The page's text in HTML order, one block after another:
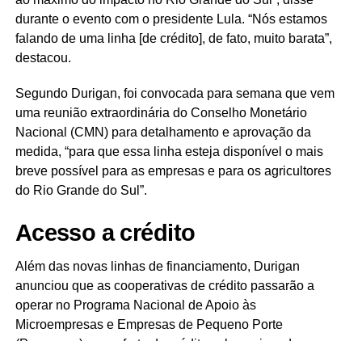
durante o evento com o presidente Lula. “Nós estamos
falando de uma linha [de crédito], de fato, muito barata”,
destacou.
Segundo Durigan, foi convocada para semana que vem
uma reunião extraordinária do Conselho Monetário
Nacional (CMN) para detalhamento e aprovação da
medida, “para que essa linha esteja disponível o mais
breve possível para as empresas e para os agricultores
do Rio Grande do Sul”.
Acesso a crédito
Além das novas linhas de financiamento, Durigan
anunciou que as cooperativas de crédito passarão a
operar no Programa Nacional de Apoio às
Microempresas e Empresas de Pequeno Porte